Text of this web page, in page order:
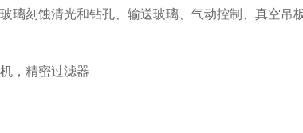
璃刻蚀清光和钻孔、输送玻璃、气动控制、真空吊
，精密过滤器